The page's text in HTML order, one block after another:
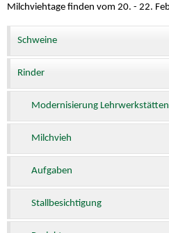
Milchviehtage finden vom 20. - 22.
Schweine
Rinder
Modernisierung
Milchvieh
Aufgaben
Stallbesichtigung